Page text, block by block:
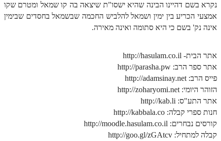
זוהר פנחס למתחילים
זוהר פנחס למתקדמים
זוהר ואתחנן למתחילים
זוהר ואתחנן למתקדמים
זוהר עקב מתחילים
זוהר הקדוש עקב למתקדמים
זהר שופטים מתחילים
נקרא בשם דהיינו הבינה שהיא ישסו"ת שיצאה בה קו שמאל ומטרם שקו
אמצעי הכריע בין ימין ושמאל להלביש החכמה שבשמאל בחסדים שבימין
אינה נק' בשם כי היא סתומה ואינה מאירה.
אתר הבית- http://hasulam.co.il
אתר ספר הרב: http://parasha.pw
פייס הרב: http://adamsinay.net
הזוהר היומי: http://zoharyomi.net
אתר התע"ס: http://kab.li
חנות ספרי קבלה: http://kabbala.co
קורסים נבחרים: http://moodle.hasulam.co.il
קבלה למתחיל: http://goo.gl/zGAtcv